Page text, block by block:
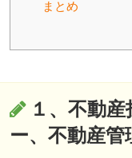
まとめ
１、不動
ー、不動産管